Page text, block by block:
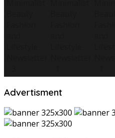
Advertisment